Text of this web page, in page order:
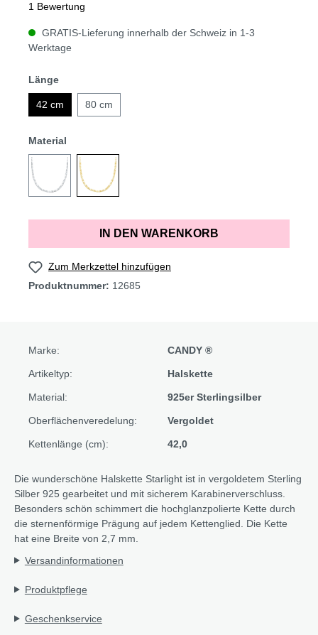
1 Bewertung
GRATIS-Lieferung innerhalb der Schweiz in 1-3
Werktage
Länge
42 cm 80 cm
Material
IN DEN WARENKORB
Zum Merkzettel hinzufügen
Produktnummer: 12685
Marke: CANDY ®
Artikeltyp: Halskette
Material: 925er Sterlingsilber
Oberflächenveredelung: Vergoldet
Kettenlänge (cm): 42,0
Die wunderschöne Halskette Starlight ist in vergoldetem Sterling
Silber 925 gearbeitet und mit sicherem Karabinerverschluss.
Besonders schön schimmert die hochglanzpolierte Kette durch
die sternenförmige Prägung auf jedem Kettenglied. Die Kette
hat eine Breite von 2,7 mm.
Versandinformationen
Produktpflege
Geschenkservice